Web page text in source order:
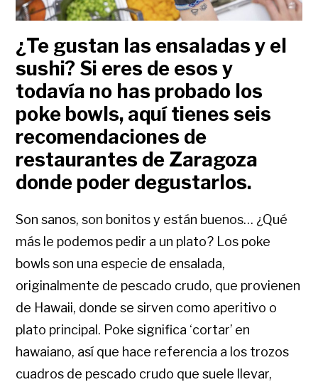
¿Te gustan las ensaladas y el
sushi? Si eres de esos y
todavía no has probado los
poke bowls, aquí tienes seis
recomendaciones de
restaurantes de Zaragoza
donde poder degustarlos.
Son sanos, son bonitos y están buenos… ¿Qué
más le podemos pedir a un plato? Los poke
bowls son una especie de ensalada,
originalmente de pescado crudo, que provienen
de Hawaii, donde se sirven como aperitivo o
plato principal. Poke significa ‘cortar’ en
hawaiano, así que hace referencia a los trozos
cuadros de pescado crudo que suele llevar,